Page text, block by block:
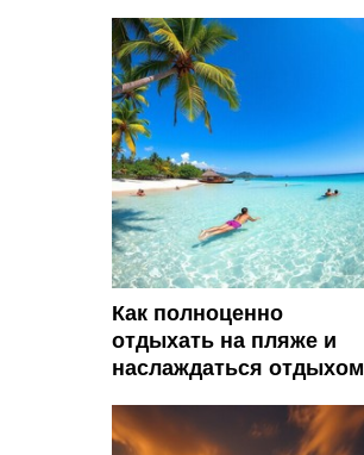
Как полноценно
отдыхать на пляже и
наслаждаться отдыхом